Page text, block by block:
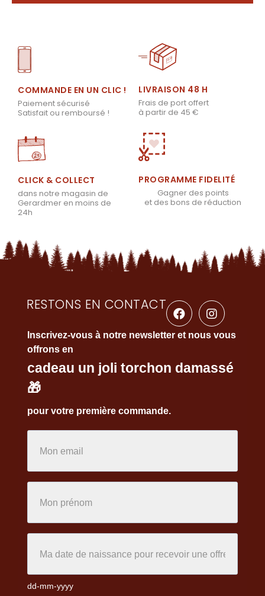
COMMANDE EN UN CLIC !
Paiement sécurisé
Satisfait ou remboursé !
LIVRAISON 48 H
Frais de port offert
à partir de 45 €
CLICK & COLLECT
dans notre magasin de
Gerardmer en moins de
24h
PROGRAMME FIDELITÉ
Gagner des points
et des bons de réduction
RESTONS EN CONTACT
Inscrivez-vous à notre newsletter et nous vous
offrons en
cadeau un joli torchon damassé
🎁
pour votre première commande.
dd-mm-yyyy